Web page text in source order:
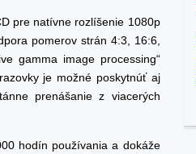
pre natívne rozlíšenie 1080p
pomerov strán 4:3, 16:6,
gamma image processing“
je možné poskytnúť aj
prenášanie z viacerých
hodín používania a dokáže